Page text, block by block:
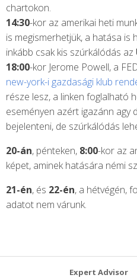
chartokon.
14:30-kor az amerikai heti
is megismerhetjük, a hatása is
inkább csak kis szúrkálódás az
18:00-kor Jerome Powell, a
new-york-i gazdasági klub
része lesz, a linken foglalható
eseményen azért igazánn agy
bejelenteni, de szúrkálódás
20-án, pénteken, 8:00-kor az
képet, aminek hatására némi
21-én, és 22-én, a hétvégén,
adatot nem várunk.
Expert Advisor